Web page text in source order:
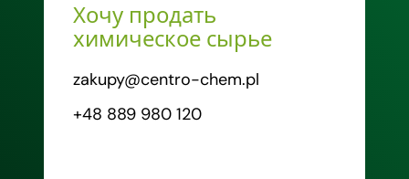
Хочу продать
химическое сырье
zakupy@centro-chem.pl
+48 889 980 120